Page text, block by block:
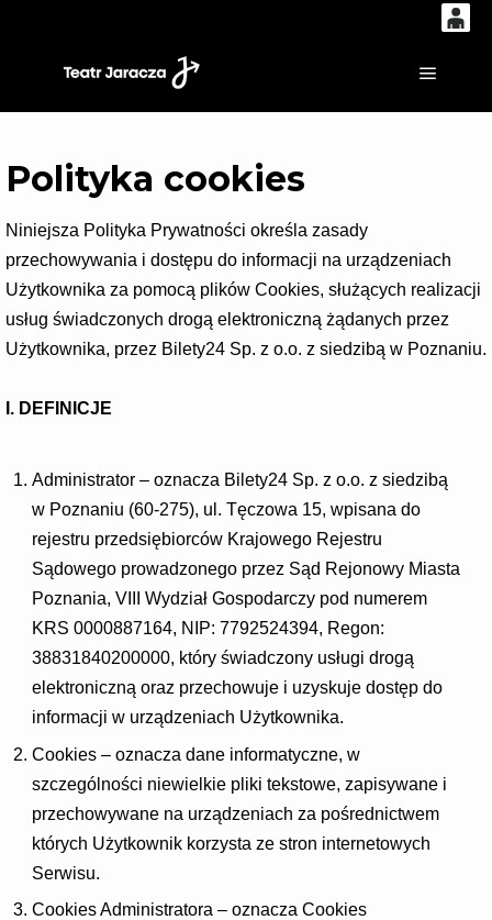
14 53
Polityka cookies
Niniejsza Polityka Prywatności określa zasady
przechowywania i dostępu do informacji na urządzeniach
Użytkownika za pomocą plików Cookies, służących realizacji
usług świadczonych drogą elektroniczną żądanych przez
Użytkownika, przez Bilety24 Sp. z o.o. z siedzibą w Poznaniu.
I. DEFINICJE
Administrator – oznacza Bilety24 Sp. z o.o. z siedzibą
w Poznaniu (60-275), ul. Tęczowa 15, wpisana do
rejestru przedsiębiorców Krajowego Rejestru
Sądowego prowadzonego przez Sąd Rejonowy Miasta
Poznania, VIII Wydział Gospodarczy pod numerem
KRS 0000887164, NIP: 7792524394, Regon:
38831840200000, który świadczony usługi drogą
elektroniczną oraz przechowuje i uzyskuje dostęp do
informacji w urządzeniach Użytkownika.
Cookies – oznacza dane informatyczne, w
szczególności niewielkie pliki tekstowe, zapisywane i
przechowywane na urządzeniach za pośrednictwem
których Użytkownik korzysta ze stron internetowych
Serwisu.
Cookies Administratora – oznacza Cookies